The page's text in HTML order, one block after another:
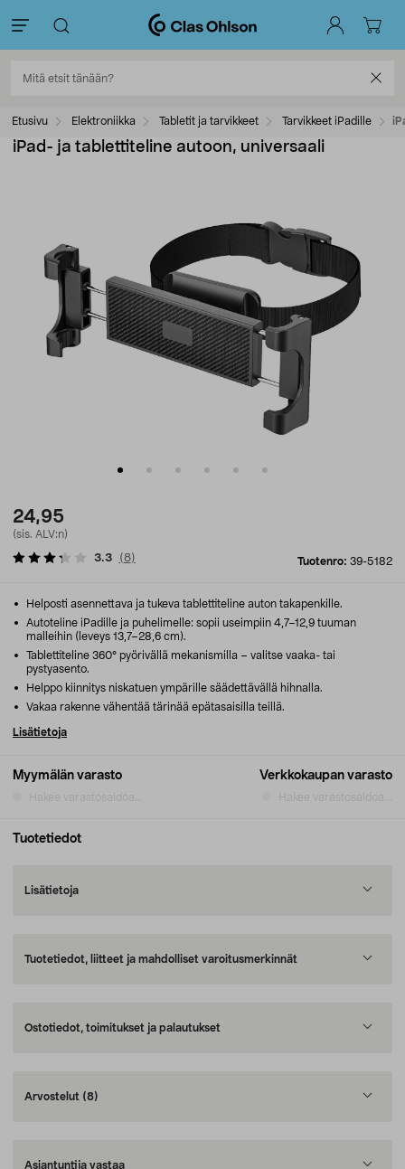
Etusivu Elektroniikka Tabletit ja tarvikkeet Tarvikkeet iPadille
iPad- ja tablettiteline autoon, universaali
24,95
(sis. ALV:n)
Tuotenro: 39-5182
3.3 (8)
Myymälän varasto
Hakee varastosaldoa...
Verkkokaupan varasto
Hakee varastosaldoa...
Helposti asennettava ja tukeva tablettiteline auton takapenkille.
Autoteline iPadille ja puhelimelle: sopii useimpiin 4,7–12,9 tuuman
malleihin (leveys 13,7–28,6 cm).
Tablettiteline 360° pyörivällä mekanismilla – valitse vaaka- tai
pystyasento.
Helppo kiinnitys niskatuen ympärille säädettävällä hihnalla.
Vakaa rakenne vähentää tärinää epätasaisilla teillä.
Lisätietoja
Tuotetiedot
Lisätietoja
Tuotetiedot, liitteet ja mahdolliset varoitusmerkinnät
Ostotiedot, toimitukset ja palautukset
Arvostelut (8)
Asiantuntija vastaa